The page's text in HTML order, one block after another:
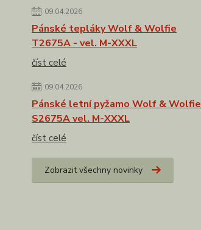
09.04.2026
Pánské tepláky Wolf & Wolfie
T2675A - vel. M-XXXL
číst celé
09.04.2026
Pánské letní pyžamo Wolf & Wolfie
S2675A vel. M-XXXL
číst celé
Zobrazit všechny novinky